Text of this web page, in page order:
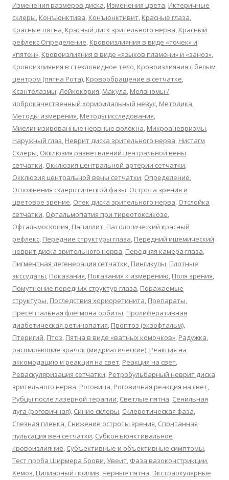
Изменения размеров диска, Изменения цвета, Иктеричные
склеры, Конъюнктива, Конъюнктивит, Красные глаза,
Красные пятна, Красный диск зрительного нерва, Красный
рефлекс Определение, Кровоизлияния в виде «точек» и
«пятен», Кровоизлияния в виде «языков пламени» и «заноз»,
Кровоизлияния в стекловидное тело, Кровоизлияния с белым
центром (пятна Рота), Кровообращение в сетчатке,
Ксантелазмы,Лейкокория, Макула, Меланомы /
доброкачественный хориоидальный невус, Методика,
Методы измерения, Методы исследования,
Миелинизированные нервные волокна, Микроаневризмы,
Наружный глаз, Неврит диска зрительного нерва, Нистагм
Склеры, Окклюзия разветвлений центральной вены
сетчатки, Окклюзия центральной артерии сетчатки,
Окклюзия центральной вены сетчатки, Определение,
Осложнения склеротической фазы, Острота зрения и
цветовое зрение, Отек диска зрительного нерва, Отслойка
сетчатки, Офтальмопатия при тиреотоксикозе,
Офтальмоскопия, Папиллит, Патологический красный
рефлекс, Передние структуры глаза, Передний ишемический
неврит диска зрительного нерва, Передняя камера глаза,
Пигментная дегенерация сетчатки, Пингикулы, Плотные
экссудаты, Показания, Показания к измерению, Поля зрения,
Помутнение передних структур глаза, Поражаемые
структуры, Последствия хориоретинита, Препараты,
Пресептальная флегмона орбиты, Пролиферативная
диабетическая ретинопатия, Проптоз (экзофтальм),
Птеригий, Птоз, Пятна в виде «ватных комочков», Радужка,
расширяющие зрачок (мидриатические), Реакция на
аккомодацию и реакция на свет, Реакция на свет,
Реваскуляризация сетчатки, Ретробульбарный неврит диска
зрительного нерва, Роговица, Роговичная реакция на свет,
Рубцы после лазерной терапии, Светлые пятна, Сенильная
дуга (роговичная), Синие склеры, Склеротическая фаза,
Слезная пленка, Снижение остроты зрения, Спонтанная
пульсация вен сетчатки, Субконъюнктивальное
кровоизлияние, Субъективные и объективные симптомы,
Тест проба Ширмера Брови,Увеит, Фаза вазоконстрикции,
Хемоз, Цилиарный прилив, Черные пятна, Экстраокулярные